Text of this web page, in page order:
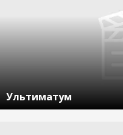
Ультиматум